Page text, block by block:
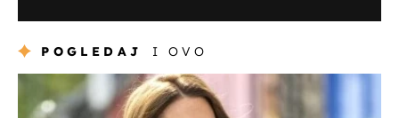
POGLEDAJ I OVO